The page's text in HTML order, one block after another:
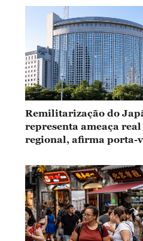
Remilitarização do
representa ameaça real
regional, afirma porta-